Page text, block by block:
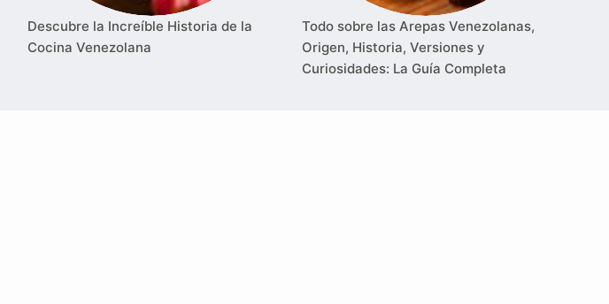
Descubre la Increíble Historia de la
Cocina Venezolana
Todo sobre las Arepas Venezolanas,
Origen, Historia, Versiones y
Curiosidades: La Guía Completa